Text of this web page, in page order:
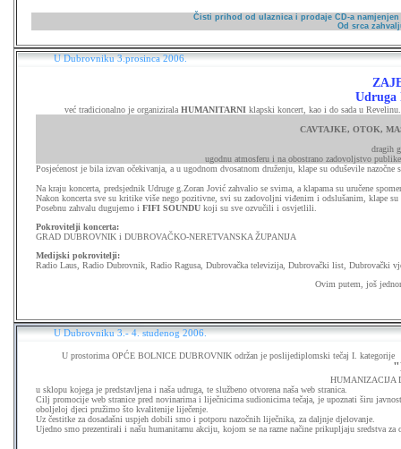
Čisti prihod od ulaznica i prodaje CD-a
Od srca
U Dubrovniku 3.prosinca 2006.
Udruga
već tradicionalno je organizirala HUMANITARNI klapski koncert, kao i do sada u Revelinu.
CAVTAJKE, OTOK,
dragih
ugodnu atmosferu i na obostrano zadovoljstvo
Posjećenost je bila izvan očekivanja, a u ugodnom dvosatnom druženju, klape su oduševile
Na kraju koncerta, predsjednik Udruge g.Zoran Jović zahvalio se svima, a klapama su uručene
Nakon koncerta sve su kritike više nego pozitivne, svi su zadovoljni viđenim i odslušanim, klape
Posebnu zahvalu dugujemo i FIFI SOUNDU koji su sve ozvučili i osvjetlili.
Pokrovitelji koncerta:
GRAD DUBROVNIK i DUBROVAČKO-NERETVANSKA ŽUPANIJA
Medijski pokrovitelji:
Radio Laus, Radio Dubrovnik, Radio Ragusa, Dubrovačka televizija, Dubrovački list, Dubrovački
Ovim putem, još jednom, svima od srca zahvaljujemo, u
U Dubrovniku 3.- 4. studenog 2006.
U prostorima OPĆE BOLNICE DUBROVNIK održan je poslijediplomski tečaj I. kategorije
HUMANIZACIJA
u sklopu kojega je predstavljena i naša udruga, te službeno otvorena naša web stranica.
Cilj promocije web stranice pred novinarima i liječnicima sudionicima tečaja, je upoznati širu
oboljeloj djeci pružimo što kvalitenije liječenje.
Uz čestitke za dosadašni uspjeh dobili smo i potporu nazočnih liječnika, za daljnje djelovanje.
Ujedno smo prezentirali i našu humanitarnu akciju, kojom se na razne načine prikupljaju sredstva